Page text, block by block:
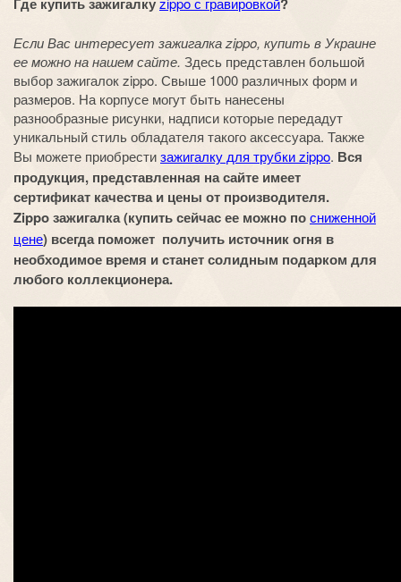
Если Вас интересует зажигалка zippo, купить в Украине
ее можно на нашем сайте. Здесь представлен большой
выбор зажигалок zippo. Свыше 1000 различных форм и
размеров. На корпусе могут быть нанесены
разнообразные рисунки, надписи которые передадут
уникальный стиль обладателя такого аксессуара. Также
Вы можете приобрестизажигалку для трубки zippo. Вся
продукция, представленная на сайте имеет
сертификат качества и цены от производителя.
Zippo зажигалка (купить сейчас ее можно посниженной
цене) всегда поможет получить источник огня в
необходимое время и станет солидным подарком для
любого коллекционера.